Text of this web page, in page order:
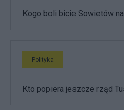
Kogo boli bicie Sowietów
Polityka
Kto popiera jeszcze rząd